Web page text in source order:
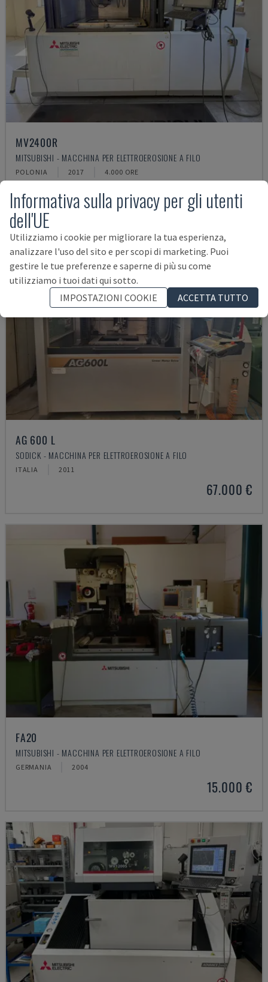
MV2400R
MITSUBISHI - MACCHINA PER ELETTROEROSIONE A FILO
POLONIA 2017 4.000 ORE
54.000 €
AG 600 L
SODICK - MACCHINA PER ELETTROEROSIONE A FILO
ITALIA 2011
67.000 €
FA20
MITSUBISHI - MACCHINA PER ELETTROEROSIONE A FILO
GERMANIA 2004
15.000 €
Informativa sulla privacy per gli utenti
dell'UE
Utilizziamo i cookie per migliorare la tua esperienza,
analizzare l'uso del sito e per scopi di marketing. Puoi
gestire le tue preferenze e saperne di più su come
utilizziamo i tuoi dati qui sotto.
IMPOSTAZIONI COOKIE
ACCETTA TUTTO